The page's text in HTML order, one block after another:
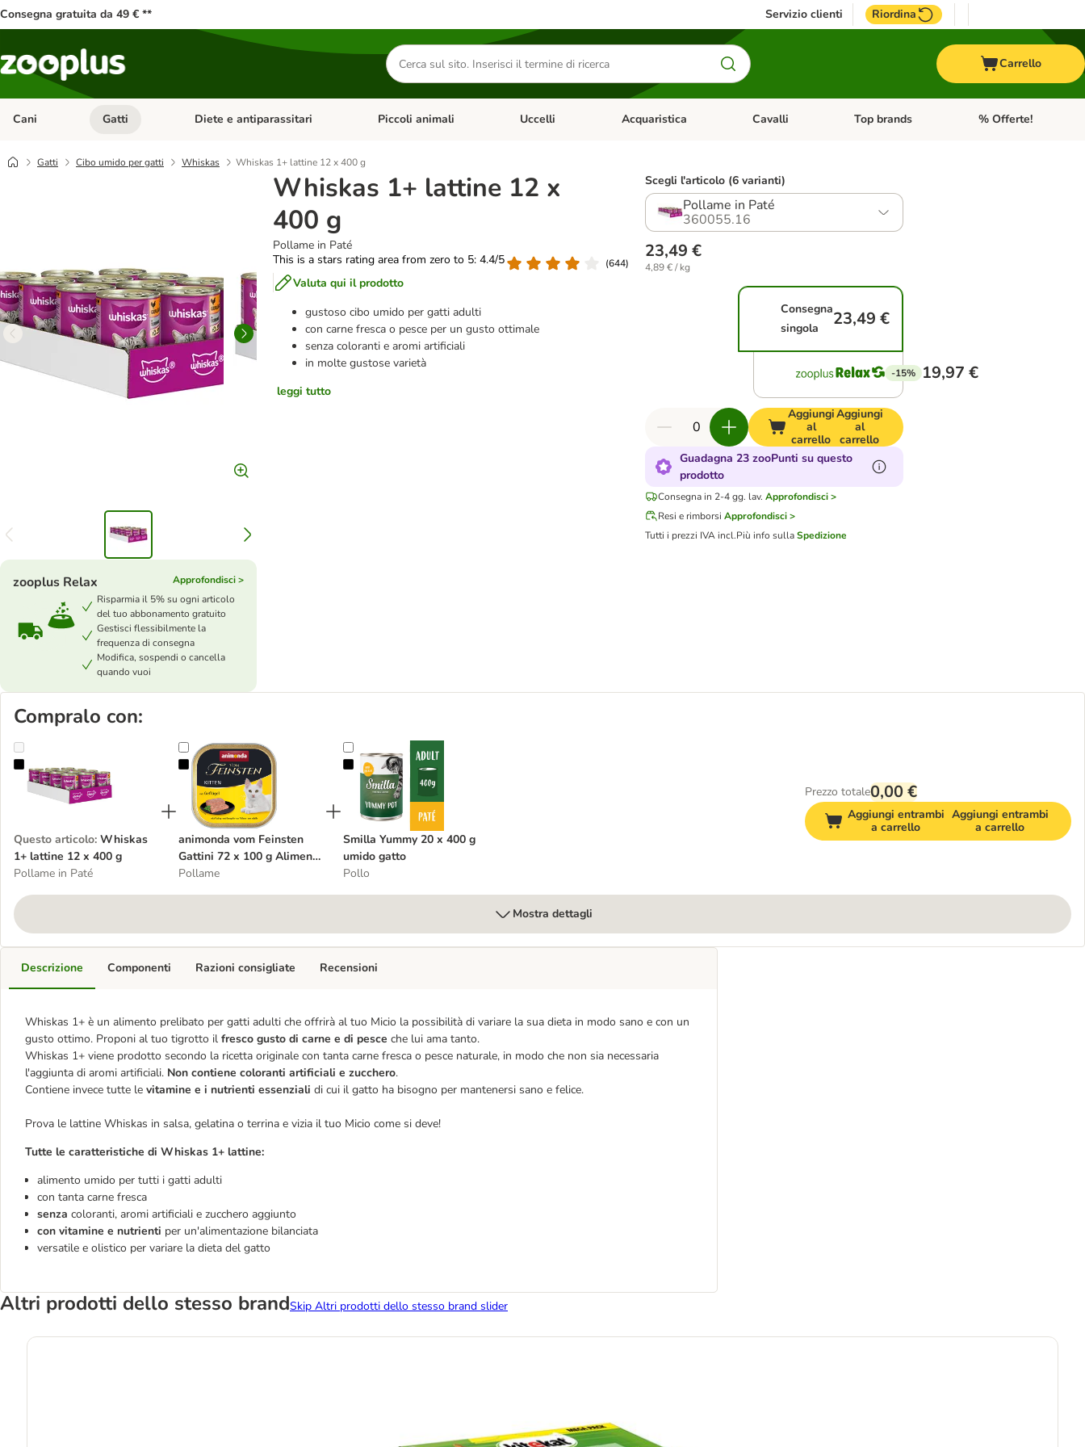
Consegna gratuita da 49 € ** Servizio clienti Riordina
Cerca
prodotti
Carrello
Cani Apri Menu Categoria: Cani
Gatti Apri Menu Categoria: Gatti
Diete e antiparassitari Apri Menu Categoria: Diete e antiparassitari
Piccoli animali Apri Menu Categoria: Piccoli animali
Uccelli Apri Menu Categoria: Uccelli
Acquaristica Apri Menu Categoria: Acquaristica
Cavalli Apri Menu Categoria: Cavalli
Top brands Apri Menu Categoria:
% Offerte!
Gatti Cibo umido per gatti Whiskas Whiskas 1+ lattine 12 x 400 g
Whiskas 1+ lattine 12 x
400 g
Pollame in Paté
This is a stars rating area from zero to 5: 4.4/5
(644)
Valuta qui il prodotto
gustoso cibo umido per gatti adulti
con carne fresca o pesce per un gusto ottimale
senza coloranti e aromi artificiali
in molte gustose varietà
leggi tutto
zooplus Relax
Approfondisci >
Risparmia il 5% su ogni articolo
del tuo abbonamento gratuito
Gestisci flessibilmente la
frequenza di consegna
Modifica, sospendi o cancella
quando vuoi
Scegli l'articolo (6 varianti)
Pollame in Paté
360055.16
23,49 €
4,89 € / kg
Consegna
singola
23,49 €
-15% 19,97 €
Aggiungi
al
carrello
Aggiungi
al
carrello
Guadagna 23 zooPunti su questo
prodotto
Consegna in 2-4 gg. lav. Approfondisci >
Resi e rimborsi Approfondisci >
Tutti i prezzi IVA incl.Più info sullaSpedizione
Compralo con:
Whiskas 1+ lattine 12 x 400 g
Questo articolo: Whiskas
1+ lattine 12 x 400 g
Pollame in Paté
animonda vom Feinsten Gattini 72 x 100 g Alimento umido per gattini
animonda vom Feinsten
Gattini 72 x 100 g Alimento
umido per gattini
Pollame
Smilla Yummy 20 x 400 g umido gatto
Smilla Yummy 20 x 400 g
umido gatto
Pollo
Prezzo totale0,00 €
Aggiungi entrambi
a carrello
Aggiungi entrambi
a carrello
Mostra dettagli
Descrizione
Whiskas 1+ è un alimento prelibato per gatti adulti che offrirà al tuo Micio la possibilità di variare la sua dieta in modo sano e con un
gusto ottimo. Proponi al tuo tigrotto il fresco gusto di carne e di pesce che lui ama tanto.
Whiskas 1+ viene prodotto secondo la ricetta originale con tanta carne fresca o pesce naturale, in modo che non sia necessaria
l'aggiunta di aromi artificiali. Non contiene coloranti artificiali e zucchero.
Contiene invece tutte le vitamine e i nutrienti essenziali di cui il gatto ha bisogno per mantenersi sano e felice.
Prova le lattine Whiskas in salsa, gelatina o terrina e vizia il tuo Micio come si deve!
Tutte le caratteristiche di Whiskas 1+ lattine:
alimento umido per tutti i gatti adulti
con tanta carne fresca
senza coloranti, aromi artificiali e zucchero aggiunto
con vitamine e nutrienti per un'alimentazione bilanciata
versatile e olistico per variare la dieta del gatto
Componenti Razioni consigliate Recensioni
Altri prodotti dello stesso brandSkip Altri prodotti dello stesso brand slider